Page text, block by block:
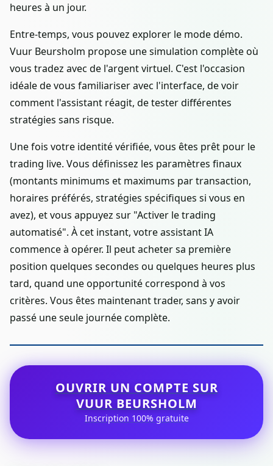
heures à un jour.
Entre-temps, vous pouvez explorer le mode démo.
Vuur Beursholm propose une simulation complète où
vous tradez avec de l'argent virtuel. C'est l'occasion
idéale de vous familiariser avec l'interface, de voir
comment l'assistant réagit, de tester différentes
stratégies sans risque.
Une fois votre identité vérifiée, vous êtes prêt pour le
trading live. Vous définissez les paramètres finaux
(montants minimums et maximums par transaction,
horaires préférés, stratégies spécifiques si vous en
avez), et vous appuyez sur "Activer le trading
automatisé". À cet instant, votre assistant IA
commence à opérer. Il peut acheter sa première
position quelques secondes ou quelques heures plus
tard, quand une opportunité correspond à vos
critères. Vous êtes maintenant trader, sans y avoir
passé une seule journée complète.
OUVRIR UN COMPTE SUR
VUUR BEURSHOLM
Inscription 100% gratuite